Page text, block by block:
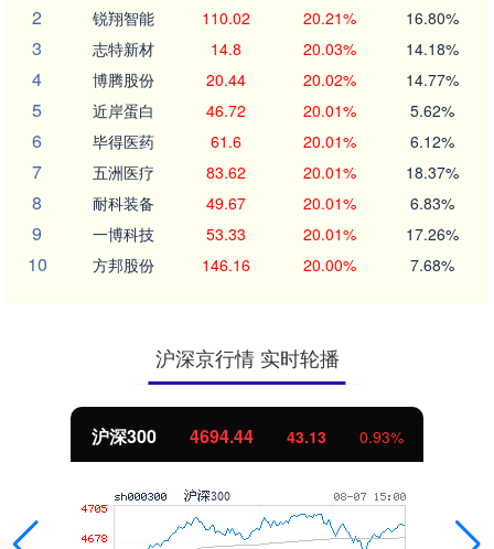
2 锐翔智能 110.02 20.21% 16.80%
3 志特新材 14.8 20.03% 14.18%
4 博腾股份 20.44 20.02% 14.77%
5 近岸蛋白 46.72 20.01% 5.62%
6 毕得医药 61.6 20.01% 6.12%
7 五洲医疗 83.62 20.01% 18.37%
8 耐科装备 49.67 20.01% 6.83%
9 一博科技 53.33 20.01% 17.26%
10 方邦股份 146.16 20.00% 7.68%
沪深京行情 实时轮播
沪深300 4694.44 43.13 0.93%